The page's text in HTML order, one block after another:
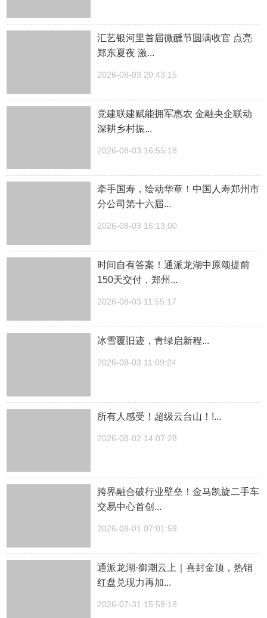
汇艺银河里首届微醺节圆满收官 点亮
郑东夏夜 激...
2026-08-03 20:43:15
党建联建赋能拥军惠农 金融央企联动
深耕乡村振...
2026-08-03 16:55:18
牵手国寿，绘动华章！中国人寿郑州市
分公司第十六届...
2026-08-03 16:13:00
时间自有答案！通派龙湖中原颂提前
150天交付，郑州...
2026-08-03 11:55:17
冰雪覆旧迹，青绿启新程...
2026-08-03 11:09:24
所有人感受！超级云台山！!...
2026-08-02 14:07:28
跨界融合破行业壁垒！金马凯旋二手车
交易中心首创...
2026-08-01 07:01:59
通派龙湖·御潮云上｜喜封金顶，热销
红盘兑现力再加...
2026-07-31 15:59:18